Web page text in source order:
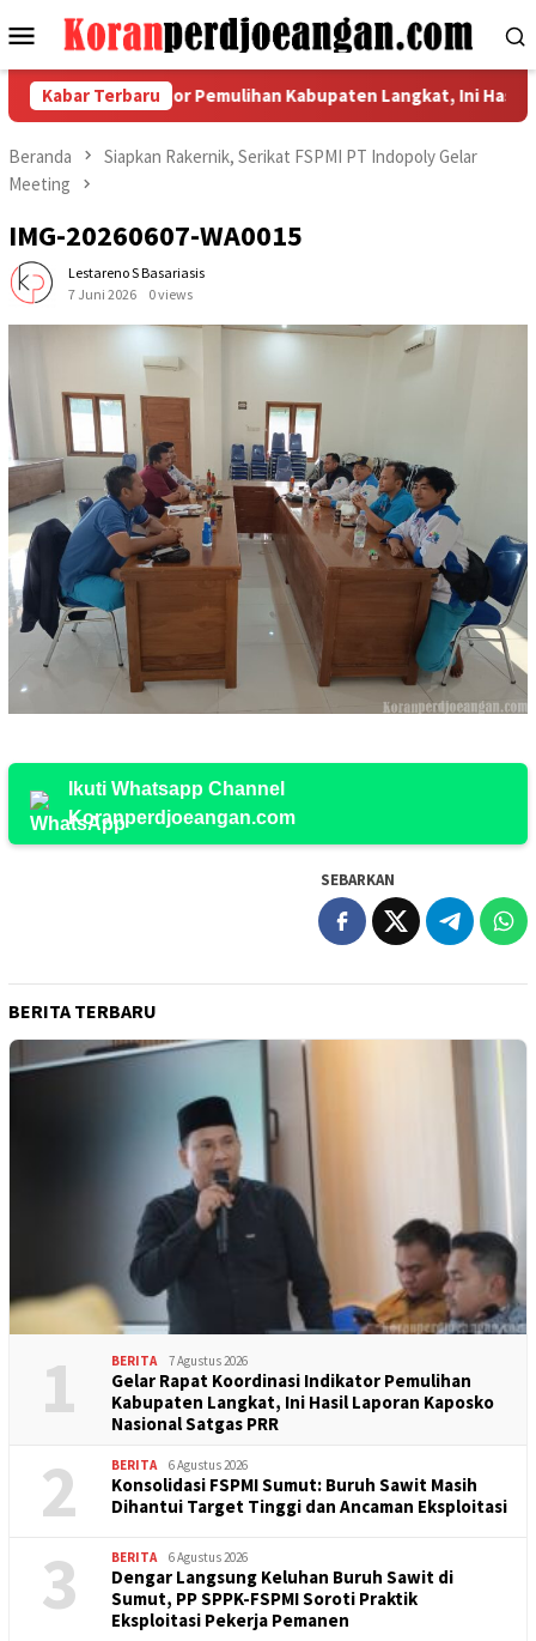
ke
Menu
Mobile
Kabar Terbaru
Indikator Pemulihan Kabupaten Langkat, Ini Hasil
Beranda
Siapkan Rakernik, Serikat FSPMI PT Indopoly Gelar
Meeting
IMG-20260607-WA0015
Lestareno S Basariasis
7 Juni 2026
0 views
Ikuti Whatsapp Channel
Koranperdjoeangan.com
SEBARKAN
BERITA TERBARU
1 BERITA 7 Agustus 2026
Gelar Rapat Koordinasi Indikator Pemulihan
Kabupaten Langkat, Ini Hasil Laporan Kaposko
Nasional Satgas PRR
2 BERITA 6 Agustus 2026
Konsolidasi FSPMI Sumut: Buruh Sawit Masih
Dihantui Target Tinggi dan Ancaman Eksploitasi
3 BERITA 6 Agustus 2026
Dengar Langsung Keluhan Buruh Sawit di
Sumut, PP SPPK-FSPMI Soroti Praktik
Eksploitasi Pekerja Pemanen